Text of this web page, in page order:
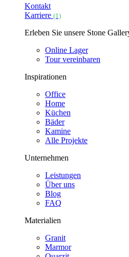
Kontakt
Karriere (1)
Erleben Sie unsere Stone
Online Lager
Tour vereinbaren
Inspirationen
Office
Home
Küchen
Bäder
Kamine
Alle Projekte
Unternehmen
Leistungen
Über uns
Blog
FAQ
Materialien
Granit
Marmor